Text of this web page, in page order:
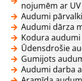
nojumēm ar
Audumi
Audumi dārza
Kodura audumi
Ūdensdrošie
Gumijots
Audumi darba